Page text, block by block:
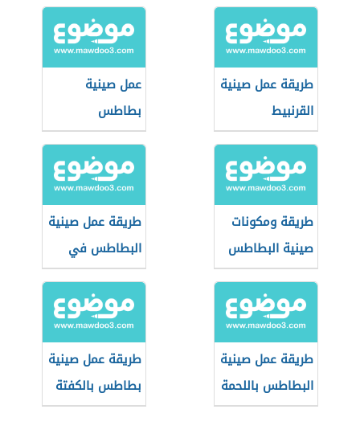
طريقة عمل صينية
القرنبيط
عمل صينية
بطاطس
طريقة ومكونات
صينية البطاطس
طريقة عمل صينية
البطاطس في
الفرن
طريقة عمل صينية
البطاطس باللحمة
المفرومة
طريقة عمل صينية
بطاطس بالكفتة